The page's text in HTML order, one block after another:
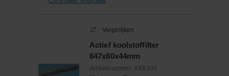
Vergelijken
Actief koolstoffilter
647x80x44mm
Artikelnummer: AX6205